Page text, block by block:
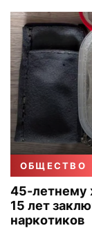
ОБЩЕСТВО
45-летнему
15 лет
наркотиков